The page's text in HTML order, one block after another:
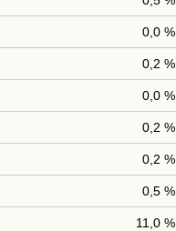
0,0 %
0,2 %
0,0 %
0,2 %
0,2 %
0,5 %
11,0 %